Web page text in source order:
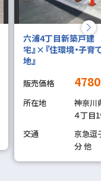
六浦4丁目新築戸建
宅』×『住環境・子育
地』
販売価格 4780
所在地
神奈川
４丁目
交通
京急逗
分 他